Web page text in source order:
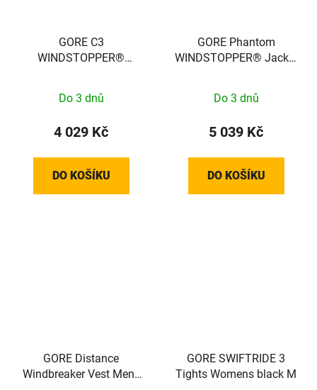
GORE C3
WINDSTOPPER®
Do 3 dnů
4 029 Kč
DO KOŠÍKU
GORE Phantom
WINDSTOPPER® Jacket
Do 3 dnů
5 039 Kč
DO KOŠÍKU
GORE Distance
Windbreaker Vest Mens
GORE SWIFTRIDE 3
Tights Womens black M